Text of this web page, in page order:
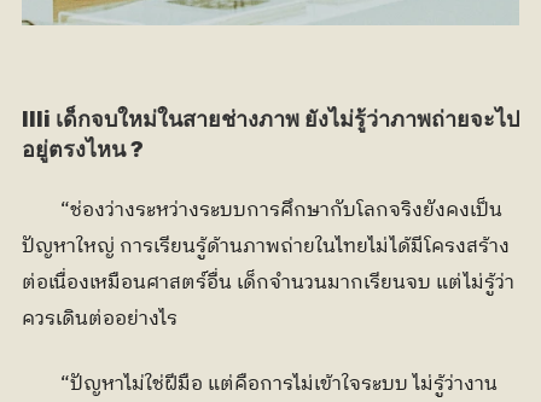
llli เด็กจบใหม่ในสายช่างภาพ ยังไม่รู้ว่าภาพถ่ายจะไป
อยู่ตรงไหน ?
ปัญหาใหญ่ การเรียนรู้ด้านภาพถ่ายในไทยไม่ได้มีโครงสร้าง
ต่อเนื่องเหมือนศาสตร์อื่น เด็กจำนวนมากเรียนจบ แต่ไม่รู้ว่า
ควรเดินต่ออย่างไร